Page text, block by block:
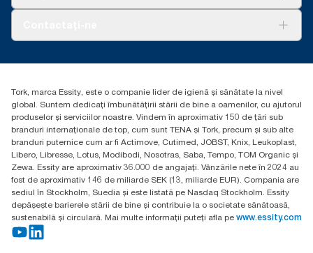
Essity Hungary Kft. Professional Hygiene
Budakeszi út 51.
Tork, marca Essity, este o companie lider de igienă și sănătate la nivel
global. Suntem dedicați îmbunătățirii stării de bine a oamenilor, cu ajutorul
produselor și serviciilor noastre. Vindem în aproximativ 150 de țări sub
branduri internaționale de top, cum sunt TENA și Tork, precum și sub alte
branduri puternice cum ar fi Actimove, Cutimed, JOBST, Knix, Leukoplast,
Libero, Libresse, Lotus, Modibodi, Nosotras, Saba, Tempo, TOM Organic și
Zewa. Essity are aproximativ 36.000 de angajați. Vânzările nete în 2024 au
fost de aproximativ 146 de miliarde SEK (13, miliarde EUR). Compania are
sediul în Stockholm, Suedia și este listată pe Nasdaq Stockholm. Essity
depășește barierele stării de bine și contribuie la o societate sănătoasă,
sustenabilă și circulară. Mai multe informații puteți afla pe www.essity.com